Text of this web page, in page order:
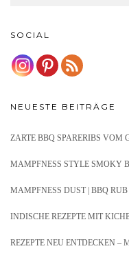
SOCIAL
NEUESTE BEITRÄGE
ZARTE BBQ SPARERIBS VOM
MAMPFNESS STYLE SMOKY
MAMPFNESS DUST | BBQ RUB
INDISCHE REZEPTE MIT
REZEPTE NEU ENTDECKEN